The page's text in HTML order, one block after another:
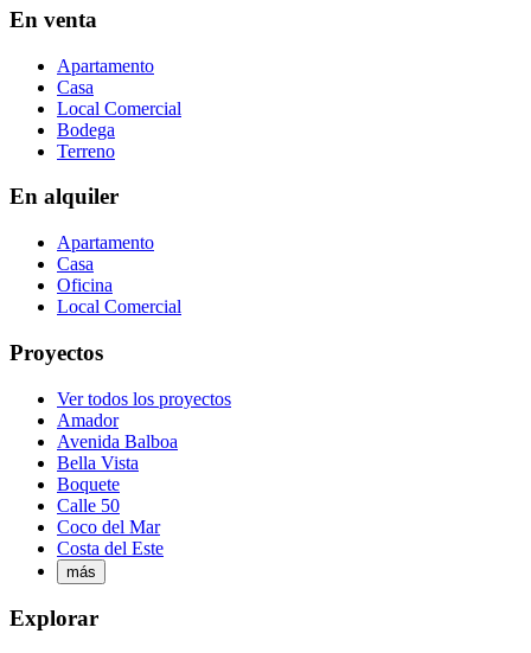
En venta
Apartamento
Casa
Local Comercial
Bodega
Terreno
En alquiler
Apartamento
Casa
Oficina
Local Comercial
Proyectos
Ver todos los proyectos
Amador
Avenida Balboa
Bella Vista
Boquete
Calle 50
Coco del Mar
Costa del Este
más
Explorar